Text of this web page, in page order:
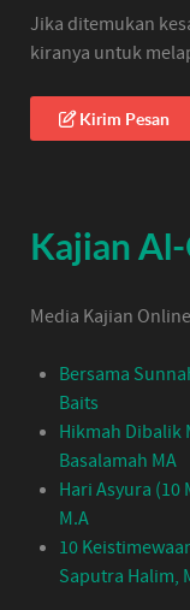
Jika ditemukan
kiranya untuk
Kirim Pesan
Kajian
Media Kajian
Bersama
Baits
Hikmah Dibalik
Basalamah MA
Hari Asyura (10
M.A
10
Saputra Halim,